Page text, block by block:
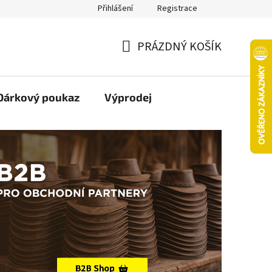
nebo vrácení ve 14denní lhůtě Platba objednávky kartou
Přihlášení Registrace
KOŠÍK
PRÁZDNÝ KOŠÍK
poukaz Výprodej